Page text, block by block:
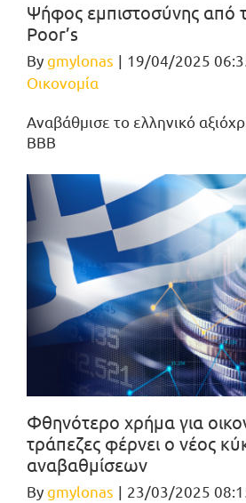
Ψήφος εμπιστοσύνης από
Poor’s
Bygmylonas | 19/04/2025
Οικονομία
Αναβάθμισε το ελληνικό
ΒΒΒ
Φθηνότερο χρήμα για
τράπεζες φέρνει ο νέος
αναβαθμίσεων
Bygmylonas | 23/03/2025